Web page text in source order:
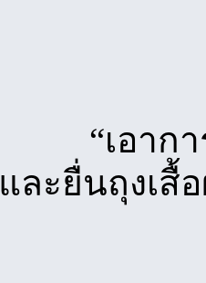
“เอาการ์
และยื่นถุงเสื้